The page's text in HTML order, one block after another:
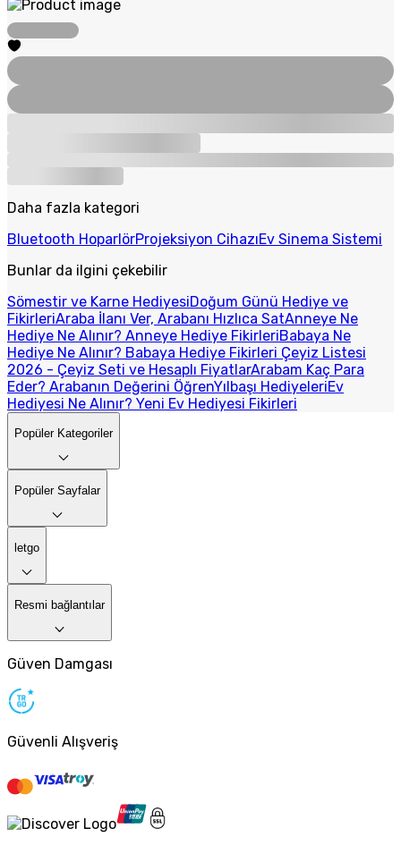
Daha fazla kategori
Bluetooth HoparlörProjeksiyon CihazıEv Sinema Sistemi
Bunlar da ilgini çekebilir
Sömestir ve Karne HediyesiDoğum Günü Hediye ve
FikirleriAraba İlanı Ver, Arabanı Hızlıca SatAnneye Ne
Hediye Ne Alınır? Anneye Hediye FikirleriBabaya Ne
Hediye Ne Alınır? Babaya Hediye Fikirleri Çeyiz Listesi
2026 - Çeyiz Seti ve Hesaplı FiyatlarArabam Kaç Para
Eder? Arabanın Değerini ÖğrenYılbaşı HediyeleriEv
Hediyesi Ne Alınır? Yeni Ev Hediyesi Fikirleri
Popüler Kategoriler
Popüler Sayfalar
letgo
Resmi bağlantılar
Güven Damgası
Güvenli Alışveriş